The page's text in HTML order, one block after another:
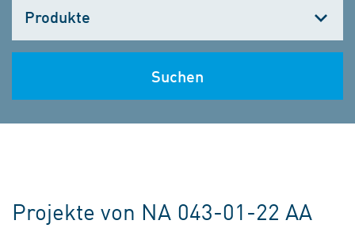
wählen
Suchen
Projekte von NA 043-01-22 AA